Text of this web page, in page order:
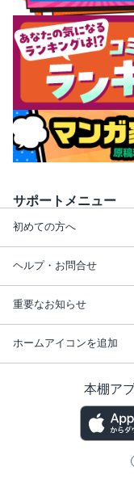
サポートメニュー
初めての方へ
ヘルプ・お問合せ
重要なお知らせ
ホームアイコンを追加
本棚ア